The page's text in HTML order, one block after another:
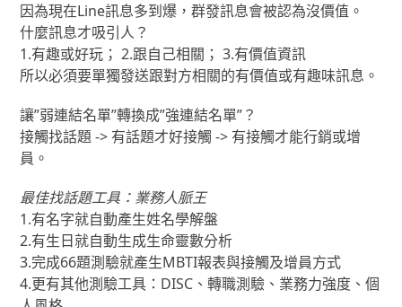
因為現在Line訊息多到爆，群發訊息會被認為沒價值。
什麼訊息才吸引人？
1.有趣或好玩； 2.跟自己相關； 3.有價值資訊
所以必須要單獨發送跟對方相關的有價值或有趣味訊息。
讓”弱連結名單”轉換成”強連結名單”？
接觸找話題 -> 有話題才好接觸 -> 有接觸才能行銷或增
員。
最佳找話題工具：業務人脈王
1.有名字就自動產生姓名學解盤
2.有生日就自動生成生命靈數分析
3.完成66題測驗就產生MBTI報表與接觸及增員方式
4.更有其他測驗工具：DISC、轉職測驗、業務力強度、個